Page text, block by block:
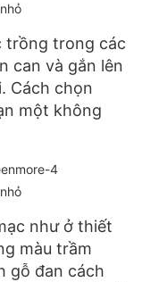
trồng trong các
can và gắn lên
Cách chọn
một không
như ở thiết
màu trầm
gỗ đan cách